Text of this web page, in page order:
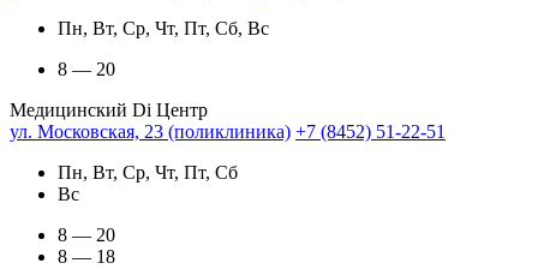
Пн, Вт, Ср, Чт, Пт, Сб, Вс
8 — 20
Медицинский Di Центр
ул. Московская, 23 (поликлиника) +7 (8452) 51-22-51
Пн, Вт, Ср, Чт, Пт, Сб
Вс
8 — 20
8 — 18